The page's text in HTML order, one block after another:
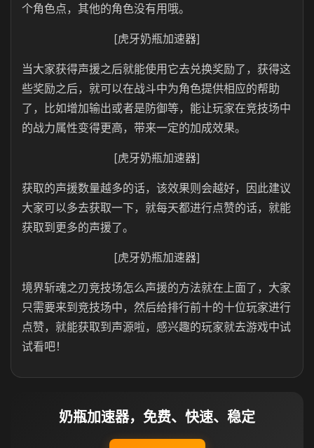
个角色点，其他的角色没有用哦。
[虎牙奶瓶加速器]
当大家获得声援之后就能使用它去兑换奖励了，获得这
些奖励之后，就可以在战斗中为角色提供相应的帮助
了，比如增加输出或者是防御等，能让玩家在竞技场中
的战力属性变得更高，带来一定的加成效果。
[虎牙奶瓶加速器]
获取的声援数量越多的话，该效果则会越好，因此建议
大家可以多去获取一下，就每天都进行点赞的话，就能
获取到更多的声援了。
[虎牙奶瓶加速器]
境界斩魂之刃竞技场怎么声援的方法就在上面了，大家
只需要来到竞技场中，然后给排行前十的十位玩家进行
点赞，就能获取到声源啦，感兴趣的玩家就去游戏中试
试看吧！
奶瓶加速器，免费、快速、稳定